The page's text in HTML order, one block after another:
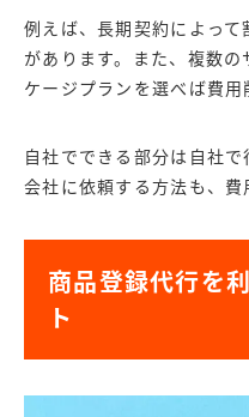
例えば、長期契約によっ
があります。また、複数
ケージプランを選べば費用
自社でできる部分は自社
会社に依頼する方法も、費
商品登録代行を
ト